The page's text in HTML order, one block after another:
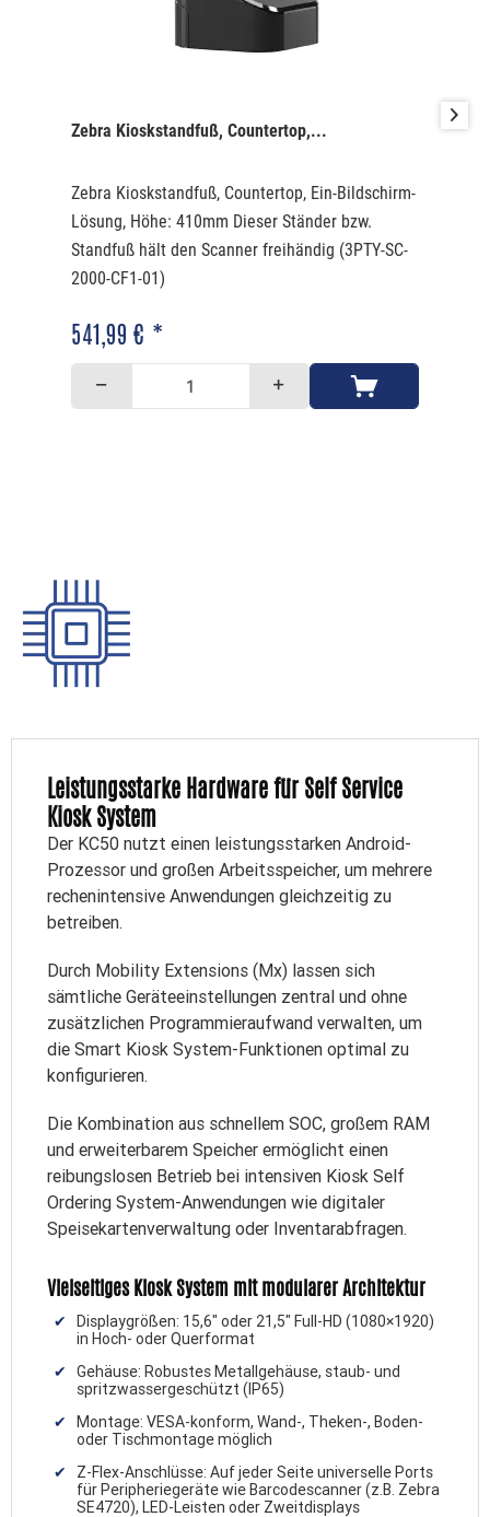
Zebra Kioskstandfuß, Countertop,...
Zebra Kioskstandfuß, Countertop, Ein-Bildschirm-
Lösung, Höhe: 410mm Dieser Ständer bzw.
Standfuß hält den Scanner freihändig (3PTY-SC-
2000-CF1-01)
541,99 € *
Leistungsstarke Hardware für Self Service
Kiosk System
Der KC50 nutzt einen leistungsstarken Android-
Prozessor und großen Arbeitsspeicher, um mehrere
rechenintensive Anwendungen gleichzeitig zu
betreiben.
Durch Mobility Extensions (Mx) lassen sich
sämtliche Geräteeinstellungen zentral und ohne
zusätzlichen Programmieraufwand verwalten, um
die Smart Kiosk System-Funktionen optimal zu
konfigurieren.
Die Kombination aus schnellem SOC, großem RAM
und erweiterbarem Speicher ermöglicht einen
reibungslosen Betrieb bei intensiven Kiosk Self
Ordering System-Anwendungen wie digitaler
Speisekartenverwaltung oder Inventarabfragen.
Vielseitiges Kiosk System mit modularer Architektur
Displaygrößen: 15,6″ oder 21,5″ Full-HD (1080×1920)
in Hoch- oder Querformat
Gehäuse: Robustes Metallgehäuse, staub- und
spritzwassergeschützt (IP65)
Montage: VESA-konform, Wand-, Theken-, Boden-
oder Tischmontage möglich
Z-Flex-Anschlüsse: Auf jeder Seite universelle Ports
für Peripheriegeräte wie Barcodescanner (z.B. Zebra
SE4720), LED-Leisten oder Zweitdisplays